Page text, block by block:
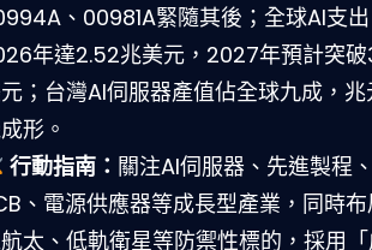
、00981A緊隨其後；全球AI支出
年達2.52兆美元，2027年預計突
；台灣AI伺服器產值佔全球九成，
形。
行動指南： 關注AI伺服器、先進製程
、電源供應器等成長型產業，同時
太、低軌衛星等防禦性標的，採用